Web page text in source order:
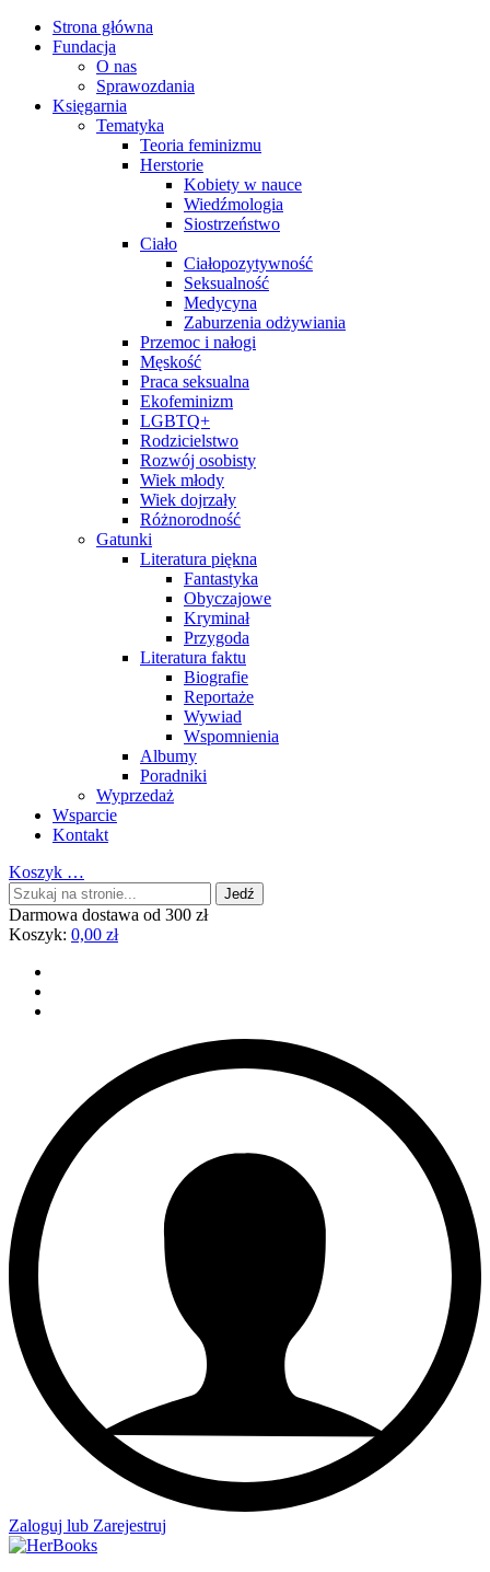
Strona główna
Fundacja
O nas
Sprawozdania
Księgarnia
Tematyka
Teoria feminizmu
Herstorie
Kobiety w nauce
Wiedźmologia
Siostrzeństwo
Ciało
Ciałopozytywność
Seksualność
Medycyna
Zaburzenia odżywiania
Przemoc i nałogi
Męskość
Praca seksualna
Ekofeminizm
LGBTQ+
Rodzicielstwo
Rozwój osobisty
Wiek młody
Wiek dojrzały
Różnorodność
Gatunki
Literatura piękna
Fantastyka
Obyczajowe
Kryminał
Przygoda
Literatura faktu
Biografie
Reportaże
Wywiad
Wspomnienia
Albumy
Poradniki
Wyprzedaż
Wsparcie
Kontakt
Koszyk …
Darmowa dostawa od 300 zł
Koszyk: 0,00 zł
Zaloguj lub Zarejestruj